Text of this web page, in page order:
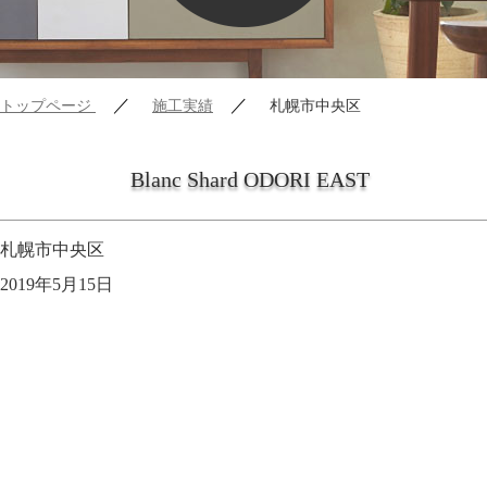
トップページ ／ 施工実績 ／ 札幌市中央区
Blanc Shard ODORI EAST
札幌市中央区
2019年5月15日